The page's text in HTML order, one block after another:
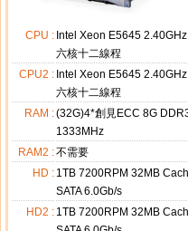
CPU : Intel Xeon E5645 2.40GHz
六核十二線程
CPU2 : Intel Xeon E5645 2.40GHz
六核十二線程
RAM :(32G)4*創見ECC 8G
1333MHz
RAM2 :不需要
HD : 1TB 7200RPM 32MB
SATA 6.0Gb/s
HD2 : 1TB 7200RPM 32MB